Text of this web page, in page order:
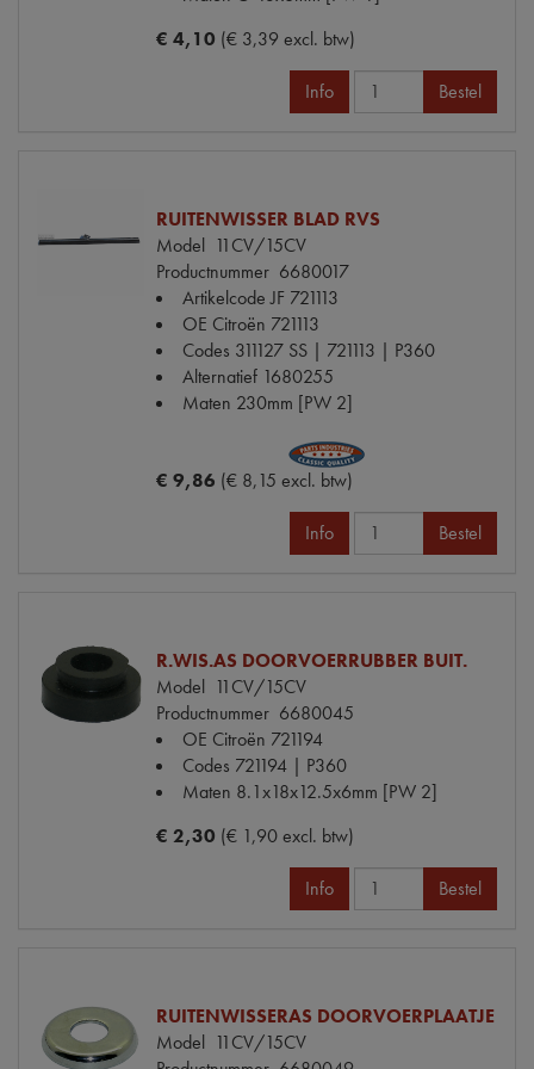
€ 4,10 (€ 3,39 excl. btw)
Info Bestel
RUITENWISSER BLAD RVS
Model 11CV/15CV
Productnummer 6680017
Artikelcode JF 721113
OE Citroën 721113
Codes 311127 SS | 721113 | P360
Alternatief 1680255
Maten 230mm [PW 2]
€ 9,86 (€ 8,15 excl. btw)
Info Bestel
R.WIS.AS DOORVOERRUBBER BUIT.
Model 11CV/15CV
Productnummer 6680045
OE Citroën 721194
Codes 721194 | P360
Maten 8.1x18x12.5x6mm [PW 2]
€ 2,30 (€ 1,90 excl. btw)
Info Bestel
RUITENWISSERAS DOORVOERPLAATJE
Model 11CV/15CV